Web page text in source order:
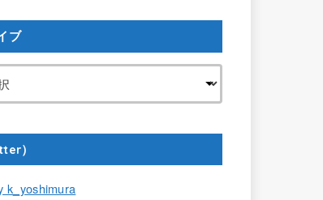
ブ
）
k_yoshimura